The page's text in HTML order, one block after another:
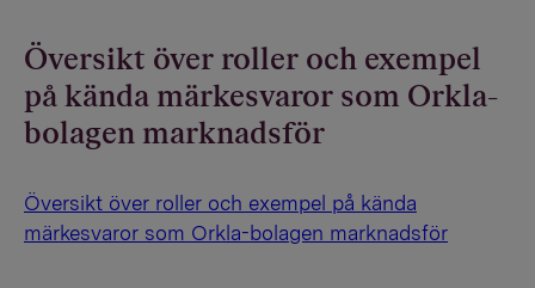
Översikt över roller och exempel
på kända märkesvaror som Orkla-
bolagen marknadsför
Översikt över roller och exempel på kända
märkesvaror som Orkla-bolagen marknadsför